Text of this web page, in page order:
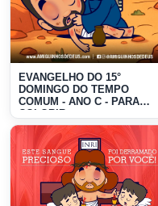
EVANGELHO DO 15°
DOMINGO DO TEMPO
COMUM - ANO C - PARA
COLORIR